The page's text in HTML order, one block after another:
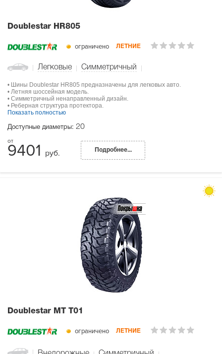
Doublestar HR805
ограничено ЛЕТНИЕ
Легковые Симметричный
• Шины Doublestar HR805 предназначены для легковых авто.
• Летняя шоссейная модель.
• Симметричный ненаправленный дизайн.
• Реберная структура протектора.
Показать полностью
Доступные диаметры: 20
9401 руб. Подробнее...
Doublestar MT T01
ограничено ЛЕТНИЕ